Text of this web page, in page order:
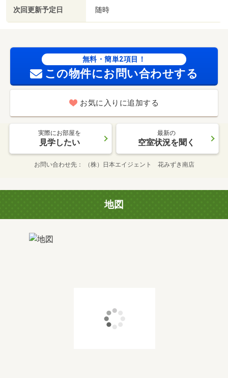
次回更新予定日 随時
無料・簡単2項目！
この物件にお問い合わせする
お気に入りに追加する
実際にお部屋を
見学したい
最新の
空室状況を聞く
お問い合わせ先 （株）日本エイジェント 花みずき南店
地図